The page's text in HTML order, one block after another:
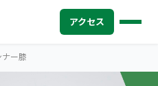
アクセス
ナー膝